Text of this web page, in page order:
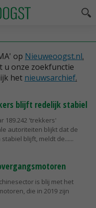
op Nieuweoogst.nl.
u onze zoekfunctie
het nieuwsarchief.
blijft redelijk stabiel
189.242 'trekkers'
autoriteiten blijkt dat de
blijft, meldt de...
is blij met het
die in 2019 zijn